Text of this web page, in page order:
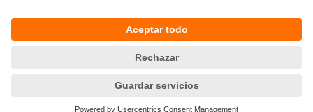
Ciudad Aut. Buenos Aires,
+54 (011) 5353-3436